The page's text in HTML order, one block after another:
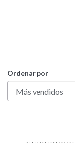
Ordenar por